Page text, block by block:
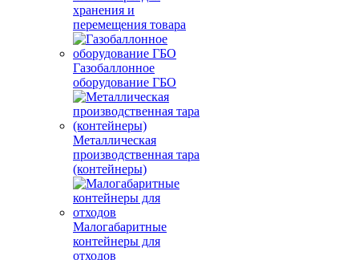
хранения и
перемещения товара
Газобаллонное
оборудование ГБО
Металлическая
производственная тара
(контейнеры)
Малогабаритные
контейнеры для
отходов